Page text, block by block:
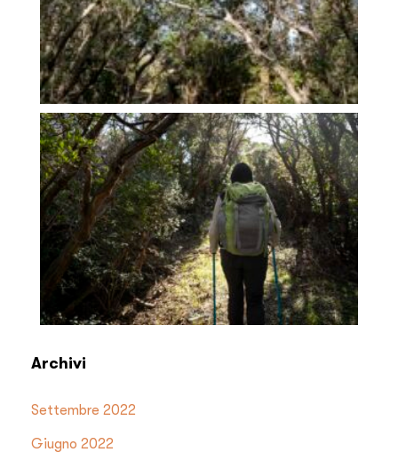
Archivi
Settembre 2022
Giugno 2022